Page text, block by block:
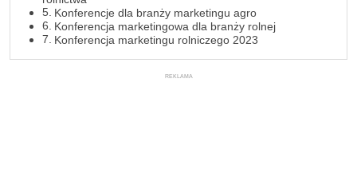
Konferencje dla branży marketingu agro
Konferencja marketingowa dla branży rolnej
Konferencja marketingu rolniczego 2023
REKLAMA